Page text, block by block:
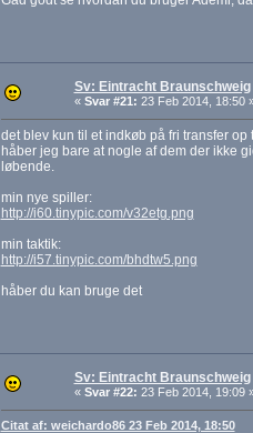
Sv: Eintracht Braunschweig
« Svar #21: 23 Feb 2014, 18:50
det blev kun til et indkøb på fri transfer
håber jeg bare at nogle af dem der ikke
løbende.
min nye spiller:
http://i60.tinypic.com/v32etg.png
min taktik:
http://i57.tinypic.com/bhdtw5.png
håber du kan bruge det
Sv: Eintracht Braunschweig
« Svar #22: 23 Feb 2014, 19:09
Citat af: weichardo86 23 Feb 2014, 18:50